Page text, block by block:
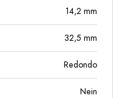
14,2 mm
32,5 mm
Redondo
Nein